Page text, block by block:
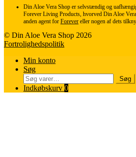
Din Aloe Vera Shop er selvstændig og
Forever Living Products, hvorved Din Aloe
anden agent for Forever eller nogen af dets
© Din Aloe Vera Shop 2026
Fortrolighedspolitik
Min konto
Søg
Søg
efter:
Søg
Indkøbskurv 0